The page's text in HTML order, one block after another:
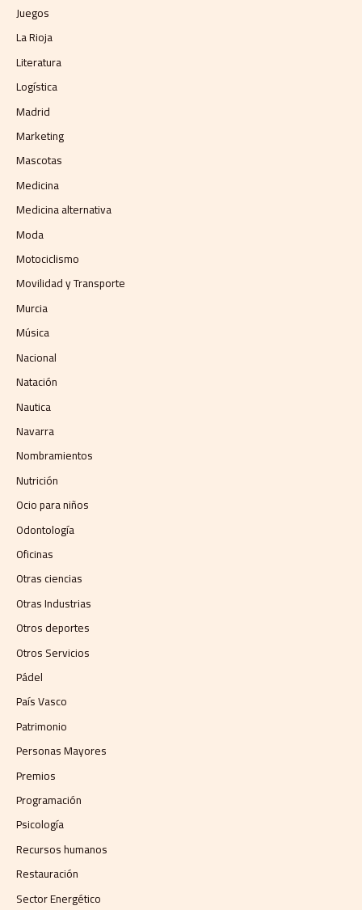
Juegos
La Rioja
Literatura
Logística
Madrid
Marketing
Mascotas
Medicina
Medicina alternativa
Moda
Motociclismo
Movilidad y Transporte
Murcia
Música
Nacional
Natación
Nautica
Navarra
Nombramientos
Nutrición
Ocio para niños
Odontología
Oficinas
Otras ciencias
Otras Industrias
Otros deportes
Otros Servicios
Pádel
País Vasco
Patrimonio
Personas Mayores
Premios
Programación
Psicología
Recursos humanos
Restauración
Sector Energético